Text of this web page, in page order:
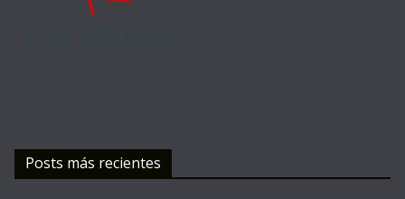
Posts más recientes